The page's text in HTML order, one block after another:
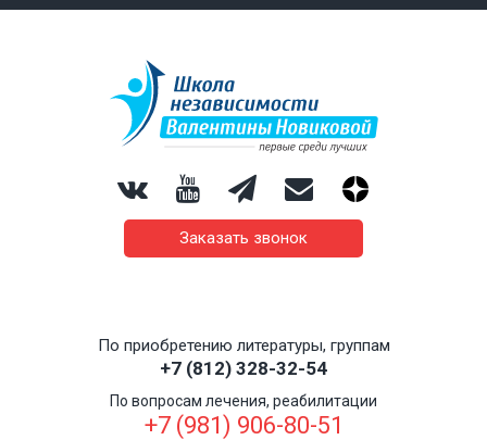
Заказать звонок
По приобретению литературы, группам
+7 (812) 328-32-54
По вопросам лечения, реабилитации
+7 (981) 906-80-51